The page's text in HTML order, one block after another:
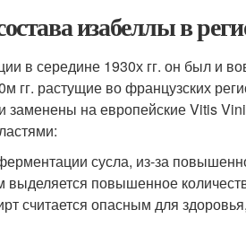
изабеллы в
в середине 1930х гг. он был и
гг. растущие во французских
на европейские Vitis
сусла, из-за
выделяется повышенное
считается опасным для